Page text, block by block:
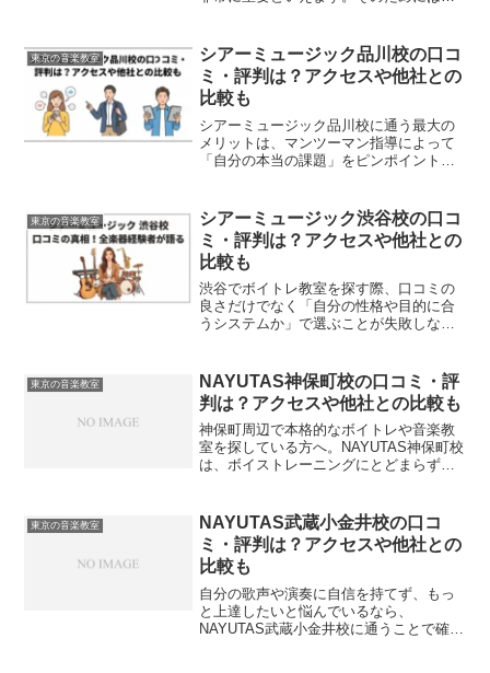
仕組みを持つスクールを選ぶのが賢明な
ステップとなります。レッ...
東京の音楽教室
シアーミュージック品川校の口コ
ミ・評判は？アクセスや他社との
比較も
シアーミュージック品川校に通う最大の
メリットは、マンツーマン指導によって
「自分の本当の課題」をピンポイントで
で無駄なくスムーズに上達の階段を登る
ことができます。私自身、...
東京の音楽教室
シアーミュージック渋谷校の口コ
ミ・評判は？アクセスや他社との
比較も
渋谷でボイトレ教室を探す際、口コミの
良さだけでなく「自分の性格や目的に合
うシステムか」で選ぶことが失敗しない
ていくことで、理想の教室が自然と見え
てきます。具体的には、人...
東京の音楽教室
NAYUTAS神保町校の口コミ・評
判は？アクセスや他社との比較も
神保町周辺で本格的なボイトレや音楽教
室を探している方へ。NAYUTAS神保町校
は、ボイストレーニングにとどまらず、
高いスクールです。あなたの表現力を次
のステージへ引き上...
東京の音楽教室
NAYUTAS武蔵小金井校の口コ
ミ・評判は？アクセスや他社との
比較も
自分の歌声や演奏に自信を持てず、もっ
と上達したいと悩んでいるなら、
NAYUTAS武蔵小金井校に通うことで確か